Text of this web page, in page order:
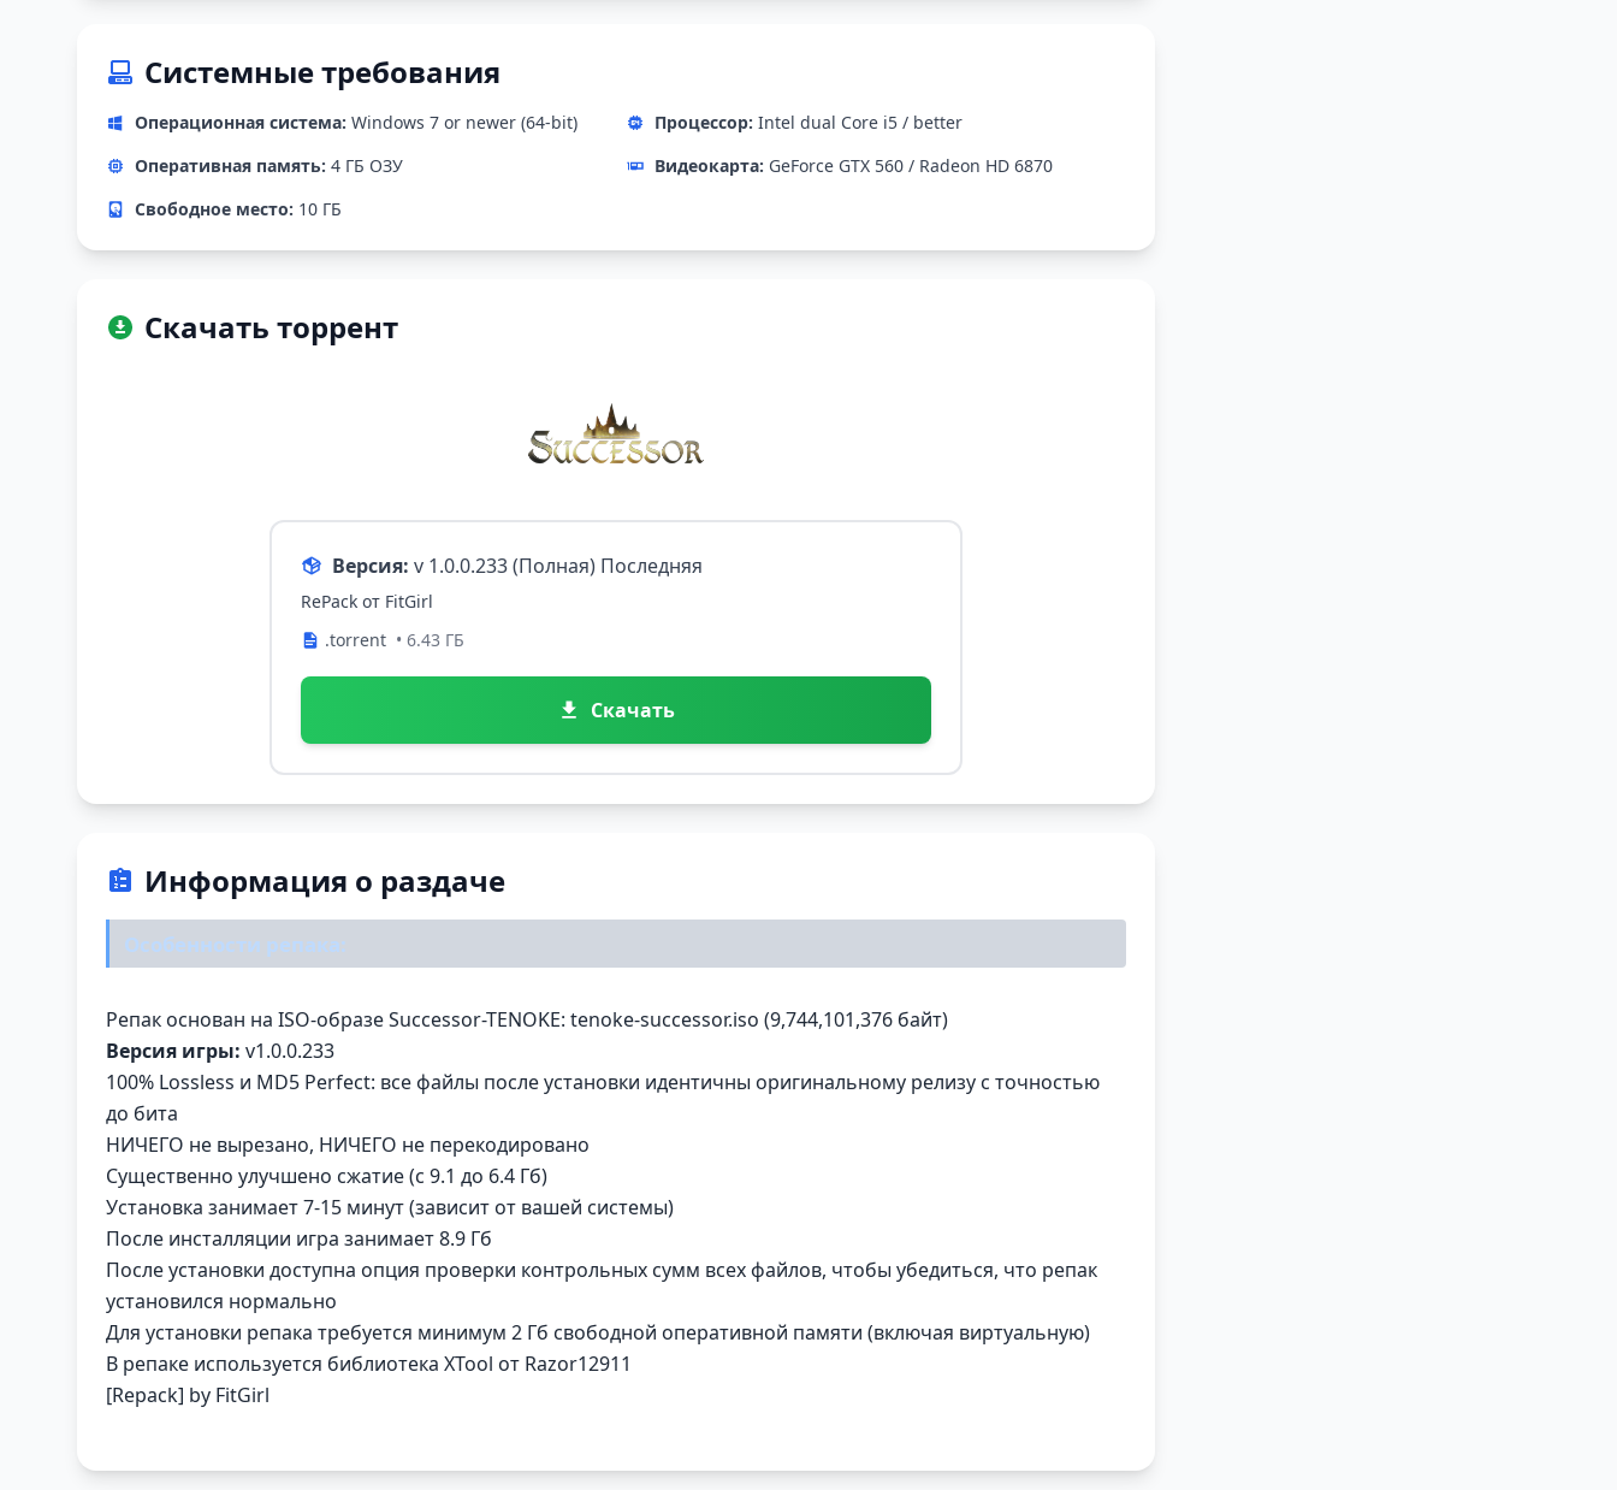
Системные требования
Операционная система: Windows 7 or newer (64-bit) Процессор: Intel dual Core i5 / better
Оперативная память: 4 ГБ ОЗУ Видеокарта: GeForce GTX 560 / Radeon HD 6870
Свободное место: 10 ГБ
Скачать торрент
Версия: v 1.0.0.233 (Полная) Последняя
RePack от FitGirl
.torrent • 6.43 ГБ
Скачать
Информация о раздаче
Особенности репака:
Репак основан на ISO-образе Successor-TENOKE: tenoke-successor.iso (9,744,101,376 байт)
Версия игры: v1.0.0.233
100% Lossless и MD5 Perfect: все файлы после установки идентичны оригинальному релизу с точностью
до бита
НИЧЕГО не вырезано, НИЧЕГО не перекодировано
Существенно улучшено сжатие (с 9.1 до 6.4 Гб)
Установка занимает 7-15 минут (зависит от вашей системы)
После инсталляции игра занимает 8.9 Гб
После установки доступна опция проверки контрольных сумм всех файлов, чтобы убедиться, что репак
установился нормально
Для установки репака требуется минимум 2 Гб свободной оперативной памяти (включая виртуальную)
В репаке используется библиотека XTool от Razor12911
[Repack] by FitGirl